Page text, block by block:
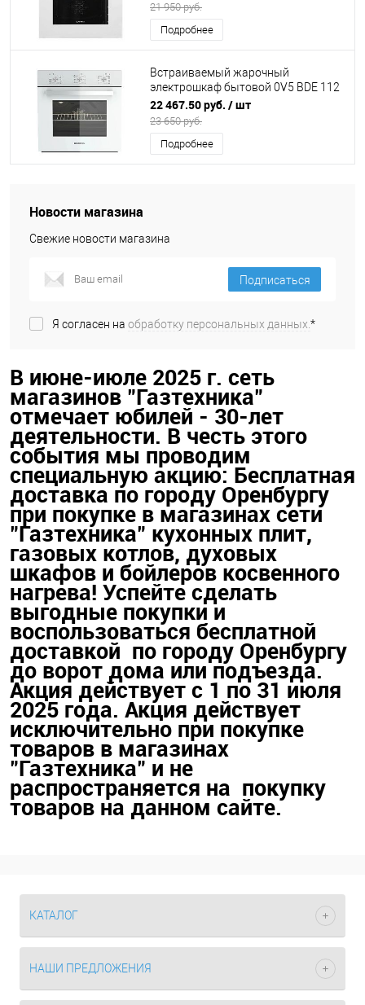
21 950 руб.
Подробнее
Встраиваемый жарочный
электрошкаф бытовой 0V5 BDE 112
707 W DARINA (К15)
22 467.50 руб. / шт
23 650 руб.
Подробнее
Новости магазина
Свежие новости магазина
Подписаться
Я согласен на обработку персональных данных. *
В июне-июле 2025 г. сеть
магазинов "Газтехника"
отмечает юбилей - 30-лет
деятельности. В честь этого
события мы проводим
специальную акцию: Бесплатная
доставка по городу Оренбургу
при покупке в магазинах сети
"Газтехника" кухонных плит,
газовых котлов, духовых
шкафов и бойлеров косвенного
нагрева! Успейте сделать
выгодные покупки и
воспользоваться бесплатной
доставкой по городу Оренбургу
до ворот дома или подъезда.
Акция действует с 1 по 31 июля
2025 года. Акция действует
исключительно при покупке
товаров в магазинах
"Газтехника" и не
распространяется на покупку
товаров на данном сайте.
КАТАЛОГ
НАШИ ПРЕДЛОЖЕНИЯ